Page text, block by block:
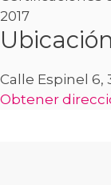
2017
Ubicación
Calle Espinel 6,
Obtener